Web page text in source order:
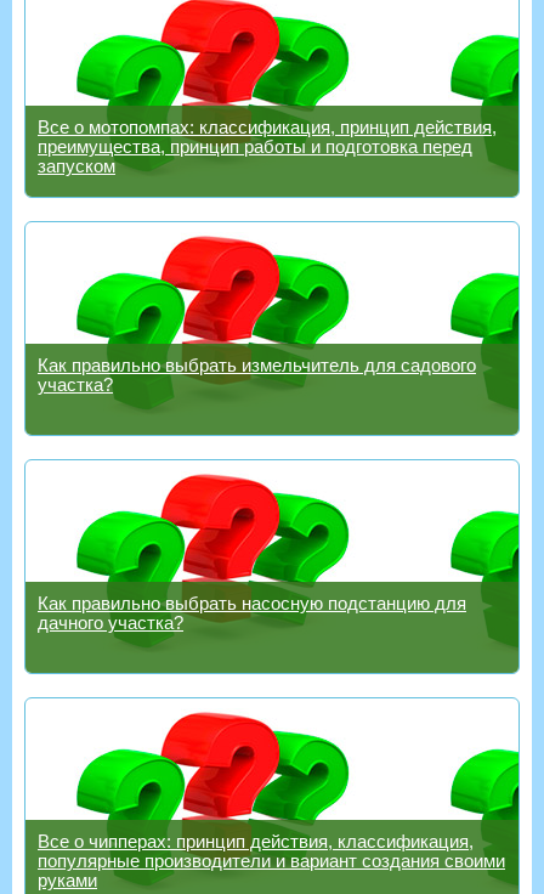
Все о мотопомпах: классификация, принцип действия,
преимущества, принцип работы и подготовка перед
запуском
Как правильно выбрать измельчитель для садового
участка?
Как правильно выбрать насосную подстанцию для
дачного участка?
Все о чипперах: принцип действия, классификация,
популярные производители и вариант создания своими
руками